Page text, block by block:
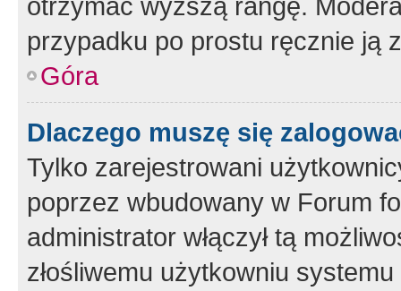
przypadku po prostu ręcznie ją
Góra
Dlaczego muszę się
Tylko zarejestrowani
poprzez wbudowany w Forum
administrator włączył tą
złośliwemu użytkowniu